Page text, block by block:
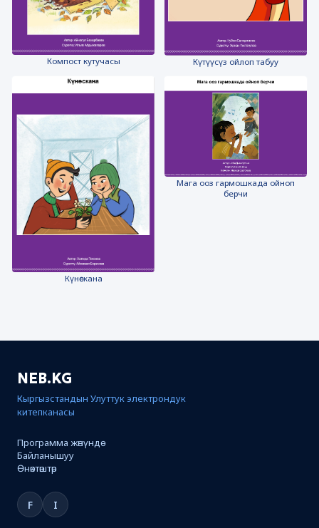
Компост кутучасы Күтүүсүз ойлоп табуу
Күнөскана
Мага ооз гармошкада ойноп
берчи
NEB.KG
Кыргызстандын Улуттук электрондук
китепканасы
Программа жөнүндө
Байланышуу
Өнөктөштөр
F I